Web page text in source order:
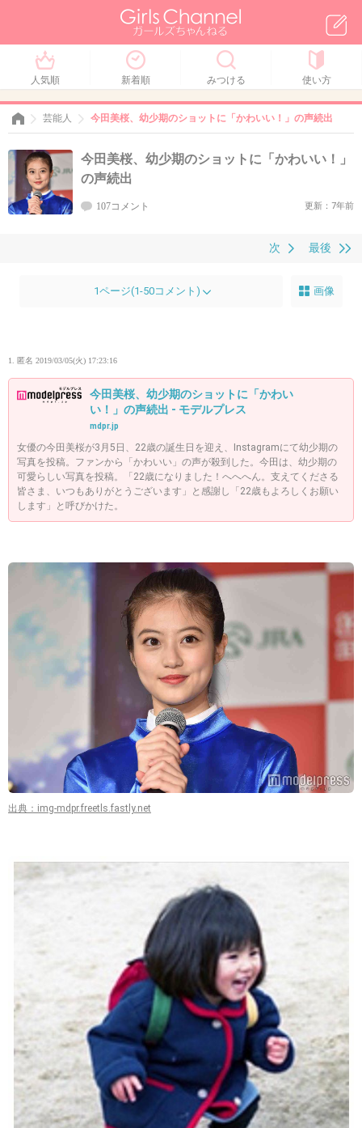
人気順 新着順 みつける 使い方
芸能人 今田美桜、幼少期のショットに「かわいい！」の声続出
今田美桜、幼少期のショットに「かわいい！」
の声続出
107コメント 更新：7年前
最後
次
1ページ(1-50コメント) 画像
1. 匿名 2019/03/05(火) 17:23:16
今田美桜、幼少期のショットに「かわい
い！」の声続出 - モデルプレス
mdpr.jp
女優の今田美桜が3月5日、22歳の誕生日を迎え、Instagramにて幼少期の
写真を投稿。ファンから「かわいい」の声が殺到した。今田は、幼少期の
可愛らしい写真を投稿。「22歳になりました！へへへん。支えてくださる
皆さま、いつもありがとうございます」と感謝し「22歳もよろしくお願い
します」と呼びかけた。
出典：img-mdpr.freetls.fastly.net